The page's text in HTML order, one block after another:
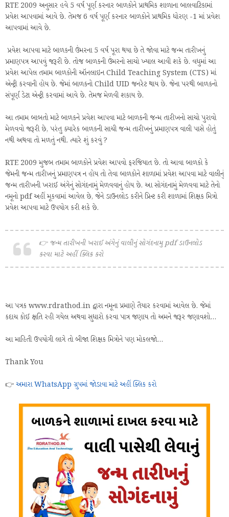
RTE 2009 અનુસાર હવે 5 વર્ષ પૂર્ણ કરનાર બાળકોને પ્રાથમિક શાળાના બાલવાટિકામાં
પ્રવેશ આપવામાં આવે છે. તેમજ 6 વર્ષ પૂર્ણ કરનાર બાળકોને પ્રાથમિક ધોરણ -1 માં પ્રવેશ
આપવામાં આવે છે.
પ્રવેશ આપવા માટે બાળકની ઉંમરના 5 વર્ષ પૂરા થયા છે તે જોવા માટે જન્મ તારીખનું
પ્રમાણપત્ર આપવું જરૂરી છે. તોજ બાળકની ઉંમરનો સાચો ખ્યાલ આવી શકે છે. વધુમાં આ
પ્રવેશ આપેલ તમામ બાળકોની ઑનલાઇન Child Teaching System (CTS) માં
એન્ટ્રી કરવાની હોય છે. જેમાં બાળકનો Child UID જનરેટ થાય છે. જેના પરથી બાળકનો
સંપૂર્ણ ડેટા એન્ટ્રી કરવામાં આવે છે. તેમજ મેળવી શકાય છે.
આ તમામ બાબતો માટે બાળકને પ્રવેશ આપવા માટે બાળકની જન્મ તારીખનો સાચો પુરાવો
મેળવવો જરૂરી છે, પરંતુ ક્યારેક બાળકની સાચી જન્મ તારીખનું પ્રમાણપત્ર વાલી પાસે હોતું
નથી અથવા તો મળતું નથી. ત્યારે શું કરવું ?
RTE 2009 મુજબ તમામ બાળકોને પ્રવેશ આપવો ફરજિયાત છે. તો આવા બાળકો કે
જેમની જન્મ તારીખનું પ્રમાણપત્ર ન હોય તો તેવા બાળકોને શાળામાં પ્રવેશ આપવા માટે વાલીનું
જન્મ તારીખની ખરાઈ અંગેનું સોગંદનામું મેળવવાનું હોય છે. આ સોગંદનામું મેળવવા માટે તેનો
નમૂનો pdf અહીં મૂકવામાં આવેલ છે, જેને ડાઉનલોડ કરીને પ્રિન્ટ કરી શાળામાં શિક્ષક મિત્રો
પ્રવેશ આપવા માટે ઉપયોગ કરી શકે છે.
👉 જન્મ તારીખની ખરાઈ અંગેનું વાલીનું સોગંદનામુ pdf ડાઉનલોડ
કરવા માટે અહીં ક્લિક કરો
આ પત્રક www.rdrathod.in દ્વારા નમૂના પ્રમાણે તૈયાર કરવામાં આવેલ છે. જેમાં
કદાચ કોઈ ક્ષતિ રહી ગયેલ અથવા સુધારો કરવા પાત્ર જણાય તો અમને જરૂર જણાવશો...
આ માહિતી ઉપયોગી લાગે તો બીજા શિક્ષક મિત્રોને પણ મોકલજો...
Thank You
👉 અમારા WhatsApp ગ્રુપમાં જોડાવા માટે અહીં ક્લિક કરો